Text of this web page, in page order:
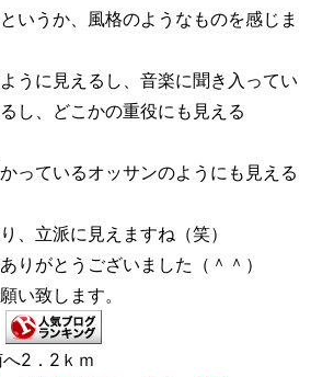
いうか、風格のようなものを感じま
うに見えるし、音楽に聞き入ってい
し、どこかの重役にも見える
っているオッサンのようにも見える
、立派に見えますね（笑）
りがとうございました（＾＾）
い致します。
2．2ｋｍ